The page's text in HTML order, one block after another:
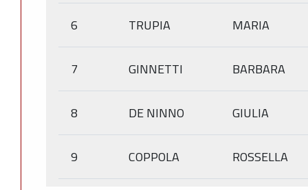
6 TRUPIA MARIA
7 GINNETTI BARBARA
8 DE NINNO GIULIA
9 COPPOLA ROSSELLA